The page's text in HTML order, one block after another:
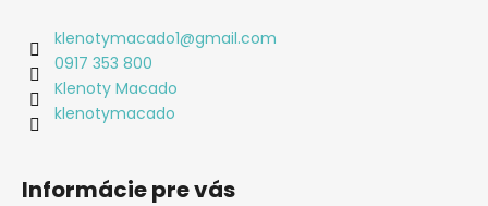
klenotymacado1@gmail.com
0917 353 800
Klenoty Macado
klenotymacado
Informácie pre vás